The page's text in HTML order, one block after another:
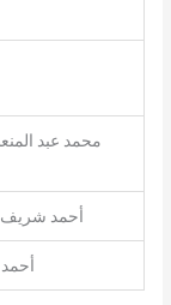
محمد عبد
أحمد